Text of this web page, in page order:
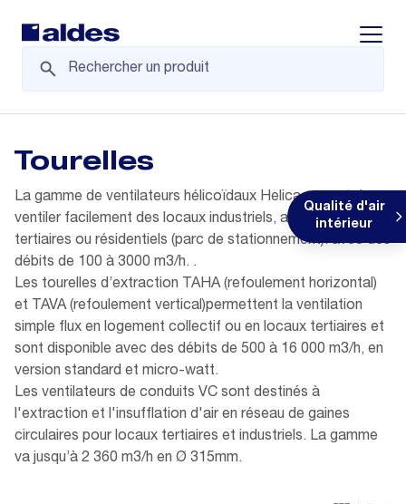
Qualité d'air
intérieur
Tourelles
La gamme de ventilateurs hélicoïdaux Helica permet de
ventiler facilement des locaux industriels, agricoles,
tertiaires ou résidentiels (parc de stationnement). avec des
débits de 100 à 3000 m3/h. .
Les tourelles d’extraction TAHA (refoulement horizontal)
et TAVA (refoulement vertical)permettent la ventilation
simple flux en logement collectif ou en locaux tertiaires et
sont disponible avec des débits de 500 à 16 000 m3/h, en
version standard et micro-watt.
Les ventilateurs de conduits VC sont destinés à
l'extraction et l'insufflation d'air en réseau de gaines
circulaires pour locaux tertiaires et industriels. La gamme
va jusqu’à 2 360 m3/h en Ø 315mm.